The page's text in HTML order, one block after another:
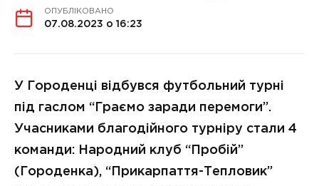
ОПУБЛІКОВАНО
07.08.2023 о 16:23
У Городенці відбувся футбольний турні
під гаслом “Граємо заради перемоги”.
Учасниками благодійного турніру стали 4
команди: Народний клуб “Пробій”
(Городенка), “Прикарпаття-Тепловик”